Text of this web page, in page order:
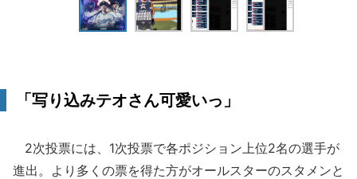
「写り込みテオさん可愛いっ」
2次投票には、1次投票で各ポジション上位2名の選手が
進出。より多くの票を得た方がオールスターのスタメンと